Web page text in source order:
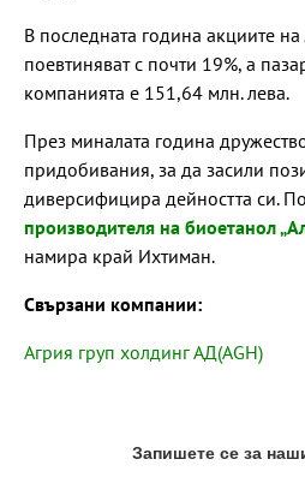
В последната година акциите на
поевтиняват с почти 19%, а
компанията е 151,64 млн. лева.
През миналата година
придобивания, за да засили
диверсифицира дейността си.
производителя на биоетанол
намира край Ихтиман.
Свързани компании:
Агрия груп холдинг АД(AGH)